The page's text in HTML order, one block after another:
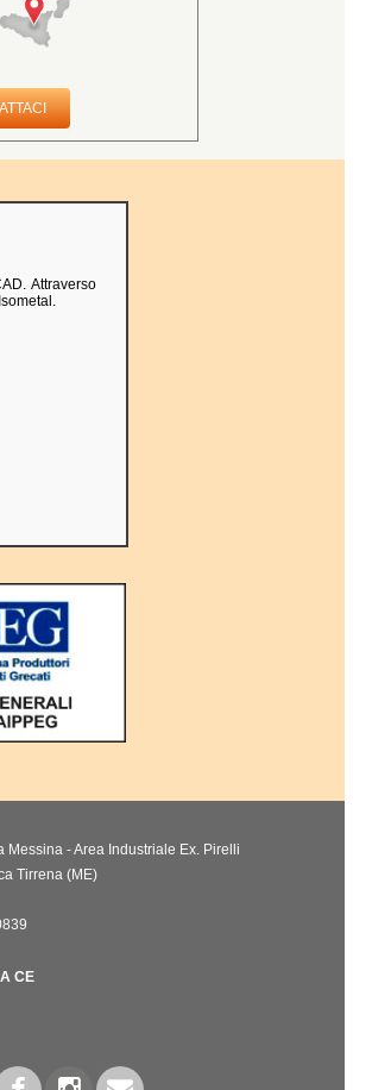
Attraverso
Messina - Area Industriale Ex. Pirelli
Tirrena (ME)
CE